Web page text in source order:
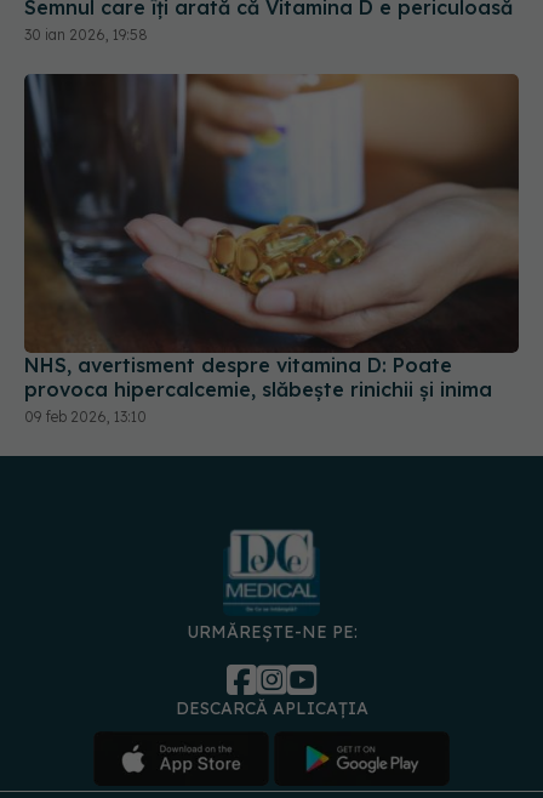
NHS, avertisment despre vitamina D: Poate
provoca hipercalcemie, slăbește rinichii și inima
URMĂREȘTE-NE PE:
DESCARCĂ APLICAȚIA
Politica de
confidențialitate
Politica
Gestionați
preferințele
Contact